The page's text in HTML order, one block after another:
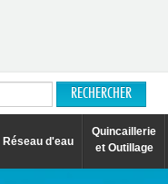
Réseau d'eau
Quincaillerie
et Outillage